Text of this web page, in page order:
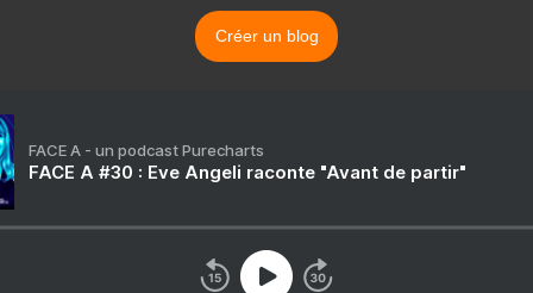
Créer un blog
FACE A - un podcast Purecharts
FACE A #30 : Eve Angeli raconte "Avant de partir"